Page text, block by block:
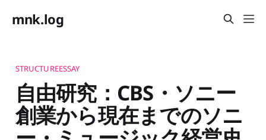
mnk.log
STRUCTUREESSAY
自由研究：CBS・ソニー
創業から現在までのソニ